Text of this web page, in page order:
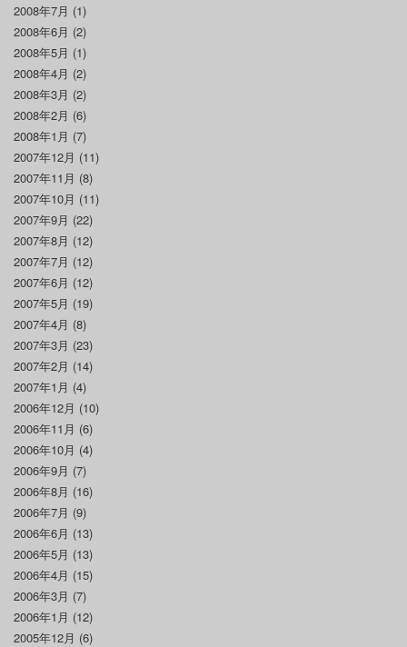
2008年7月 (1)
2008年6月 (2)
2008年5月 (1)
2008年4月 (2)
2008年3月 (2)
2008年2月 (6)
2008年1月 (7)
2007年12月 (11)
2007年11月 (8)
2007年10月 (11)
2007年9月 (22)
2007年8月 (12)
2007年7月 (12)
2007年6月 (12)
2007年5月 (19)
2007年4月 (8)
2007年3月 (23)
2007年2月 (14)
2007年1月 (4)
2006年12月 (10)
2006年11月 (6)
2006年10月 (4)
2006年9月 (7)
2006年8月 (16)
2006年7月 (9)
2006年6月 (13)
2006年5月 (13)
2006年4月 (15)
2006年3月 (7)
2006年1月 (12)
2005年12月 (6)